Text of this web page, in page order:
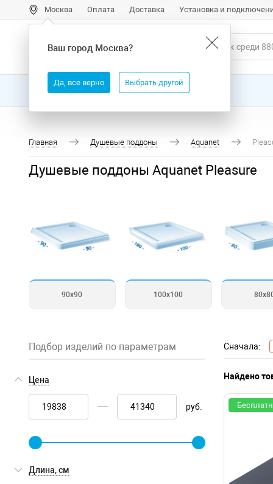
Ваш город Москва?
Да, все верно Выбрать другой
Москва Оплата Доставка Установка и
Все товары Бренды
Главная Душевые поддоны Aquanet
Душевые поддоны Aquanet Pleasure
90х90 100х100
Подбор изделий по параметрам
Цена
руб.
Длина, см
Сначала:
Найдено